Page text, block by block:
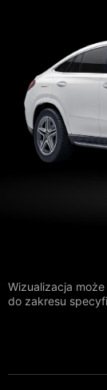
Wizualizacja
do zakresu